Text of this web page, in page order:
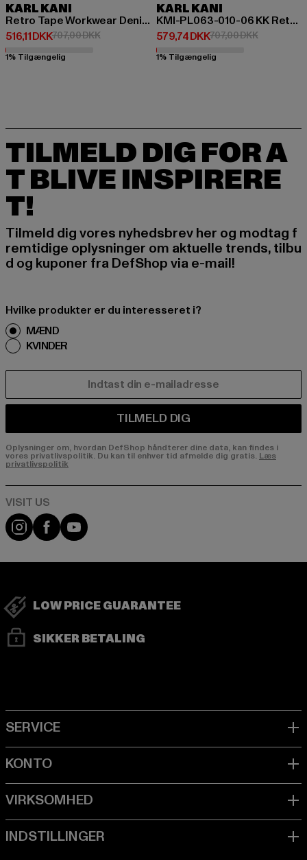
KARL KANI
Retro Tape Workwear Denim Loose Fit
516,11 DKK
Nuværende pris: 516,11 DKK
707,00 DKKKampagnepris: 707,00 DKK
1% Tilgængelig
KARL KANI
KMI-PL063-010-06 KK Retro Baggy Workwear Denim
579,74 DKK
Nuværende pris: 579,74 DKK
707,00 DKK
1% Tilgængelig
TILMELD DIG FOR A
T BLIVE INSPIRERE
T!
Tilmeld dig vores nyhedsbrev her og modtag f
remtidige oplysninger om aktuelle trends, tilbu
d og kuponer fra DefShop via e-mail!
Hvilke produkter er du interesseret i?
MÆND
KVINDER
TILMELD DIG
Oplysninger om, hvordan DefShop håndterer dine data, kan findes i
vores privatlivspolitik. Du kan til enhver tid afmelde dig gratis. Læs
privatlivspolitik
Visit our Instagram page:
Visit our Facebook page:
Visit our YouTube channel:
LOW PRICE GUARANTEE
SIKKER BETALING